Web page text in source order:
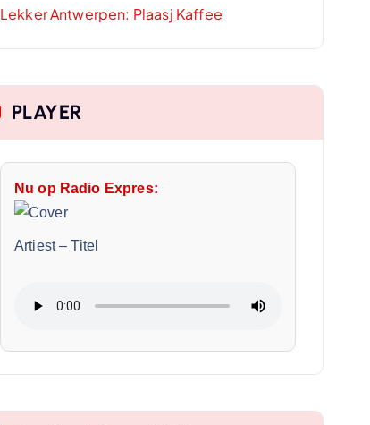
Lekker Antwerpen: Plaasj Kaffee
PLAYER
Nu op Radio Expres:
Artiest–Titel